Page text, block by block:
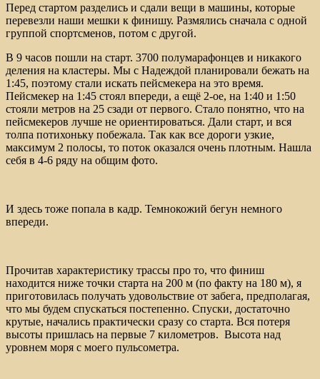
Перед стартом разделись и сдали вещи в машины, которые
перевезли наши мешки к финишу. Размялись сначала с одной
группой спортсменов, потом с другой.
В 9 часов пошли на старт. 3700 полумарафонцев и никакого
деления на кластеры. Мы с Надеждой планировали бежать на
1:45, поэтому стали искать пейсмекера на это время.
Пейсмекер на 1:45 стоял впереди, а ещё 2-ое, на 1:40 и 1:50
стояли метров на 25 сзади от первого. Стало понятно, что на
пейсмекеров лучше не ориентироваться. Дали старт, и вся
толпа потихоньку побежала. Так как все дороги узкие,
максимум 2 полосы, то поток оказался очень плотным. Нашла
себя в 4-6 ряду на общим фото.
И здесь тоже попала в кадр. Темнокожий бегун немного
впереди.
Прочитав характеристику трассы про то, что финиш
находится ниже точки старта на 200 м (по факту на 180 м), я
приготовилась получать удовольствие от забега, предполагая,
что мы будем спускаться постепенно. Спуски, достаточно
крутые, начались практически сразу со старта. Вся потеря
высоты пришлась на первые 7 километров. Высота над
уровнем моря с моего пульсометра.